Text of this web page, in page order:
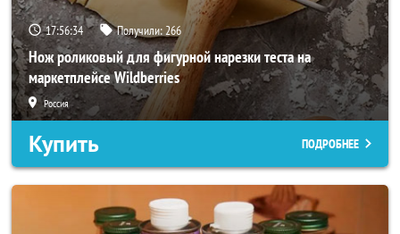
17:56:32 Получили:266
Нож роликовый для фигурной нарезки теста на
маркетплейсе Wildberries
Россия
Купить ПОДРОБНЕЕ